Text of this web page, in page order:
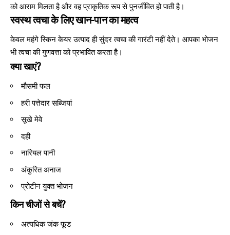
को आराम मिलता है और वह प्राकृतिक रूप से पुनर्जीवित हो पाती है।
स्वस्थ त्वचा के लिए खान-पान का महत्व
केवल महंगे स्किन केयर उत्पाद ही सुंदर त्वचा की गारंटी नहीं देते। आपका भोजन
भी त्वचा की गुणवत्ता को प्रभावित करता है।
क्या खाएं?
मौसमी फल
हरी पत्तेदार सब्जियां
सूखे मेवे
दही
नारियल पानी
अंकुरित अनाज
प्रोटीन युक्त भोजन
किन चीजों से बचें?
अत्यधिक जंक फूड